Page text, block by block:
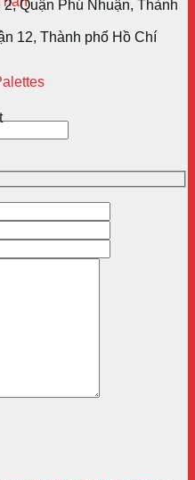
Quận Phú Nhuận, Thành
12, Thành phố Hồ Chí